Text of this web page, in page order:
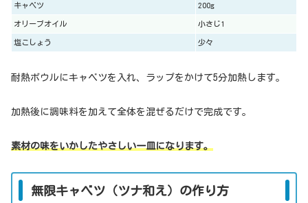
キャベツ 200g
オリーブオイル 小さじ1
塩こしょう 少々
耐熱ボウルにキャベツを入れ、ラップをかけて5分加熱します。
加熱後に調味料を加えて全体を混ぜるだけで完成です。
素材の味をいかしたやさしい一皿になります。
無限キャベツ（ツナ和え）の作り方